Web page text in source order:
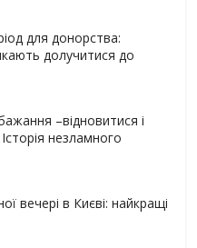
для донорства:
долучитися до
–відновитися і
незламного
вечері в Києві: найкращі